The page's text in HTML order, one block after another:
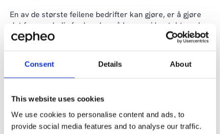
Consent Details About
This website uses cookies
We use cookies to personalise content and ads, to
provide social media features and to analyse our traffic.
En av de største feilene bedrifter kan gjøre, er å gjøre
det for vanskelig for kundene å komme i kontakt med
en ansatt når de har behov for det. Hvis kundene føler
seg tvunget til å «gi opp» på grunn av kompliserte
omdømme og i siste instans koste kunder. Derfor er det
viktig at det alltid finnes en enkel og tilgjengelig vei til
Det handler om å sikre at kundene aldri blir fanget i et
selvbetjeningssystem der de ikke finner en vei ut.